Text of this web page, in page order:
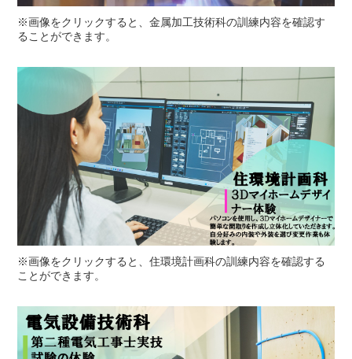
※画像をクリックすると、金属加工技術科の訓練内容を確認す
ることができます。
※画像をクリックすると、住環境計画科の訓練内容を確認する
ことができます。